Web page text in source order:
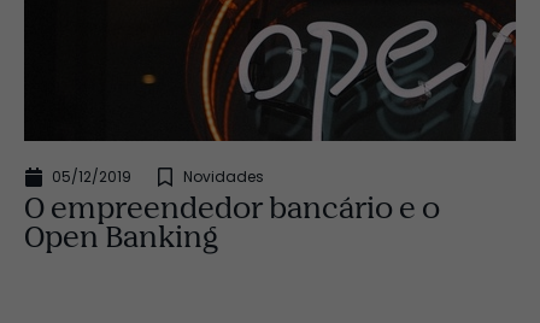
05/12/2019 Novidades
O empreendedor bancário e o
Open Banking